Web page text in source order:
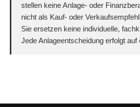
stellen keine Anlage- oder
nicht als Kauf- oder
Sie ersetzen keine individuelle,
Jede Anlageentscheidung erfolgt auf